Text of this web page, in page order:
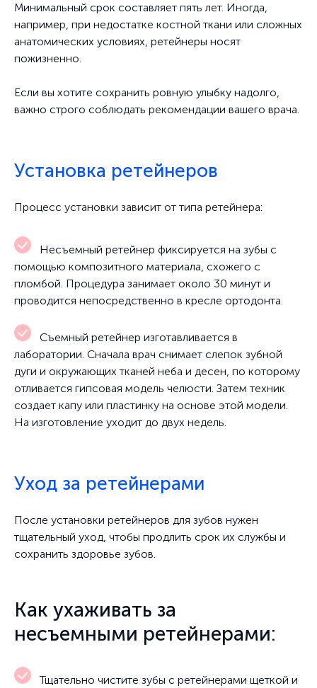
Минимальный срок составляет пять лет. Иногда,
например, при недостатке костной ткани или сложных
анатомических условиях, ретейнеры носят
пожизненно.
Если вы хотите сохранить ровную улыбку надолго,
важно строго соблюдать рекомендации вашего врача.
Установка ретейнеров
Процесс установки зависит от типа ретейнера:
Несъемный ретейнер фиксируется на зубы с
помощью композитного материала, схожего с
пломбой. Процедура занимает около 30 минут и
проводится непосредственно в кресле ортодонта.
Съемный ретейнер изготавливается в
лаборатории. Сначала врач снимает слепок зубной
дуги и окружающих тканей неба и десен, по которому
отливается гипсовая модель челюсти. Затем техник
создает капу или пластинку на основе этой модели.
На изготовление уходит до двух недель.
Уход за ретейнерами
После установки ретейнеров для зубов нужен
тщательный уход, чтобы продлить срок их службы и
сохранить здоровье зубов.
Как ухаживать за
несъемными ретейнерами:
Тщательно чистите зубы с ретейнерами щеткой и